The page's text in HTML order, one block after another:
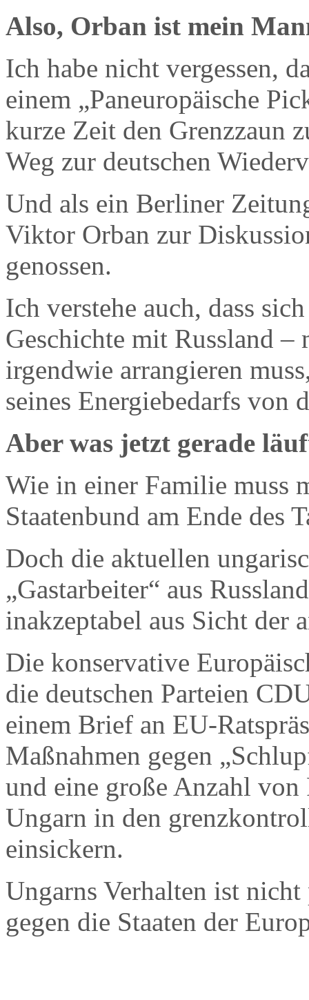
Also, Orban ist mein
Ich habe nicht vergessen,
einem „Paneuropäische
kurze Zeit den Grenzzaun
Weg zur deutschen
Und als ein Berliner
Viktor Orban zur
genossen.
Ich verstehe auch, dass
Geschichte mit Russland –
irgendwie arrangieren
seines Energiebedarfs von
Aber was jetzt gerade
Wie in einer Familie muss
Staatenbund am Ende des
Doch die aktuellen
„Gastarbeiter“ aus
inakzeptabel aus Sicht der
Die konservative
die deutschen Parteien
einem Brief an EU-
Maßnahmen gegen
und eine große Anzahl von
Ungarn in den
einsickern.
Ungarns Verhalten ist
gegen die Staaten der